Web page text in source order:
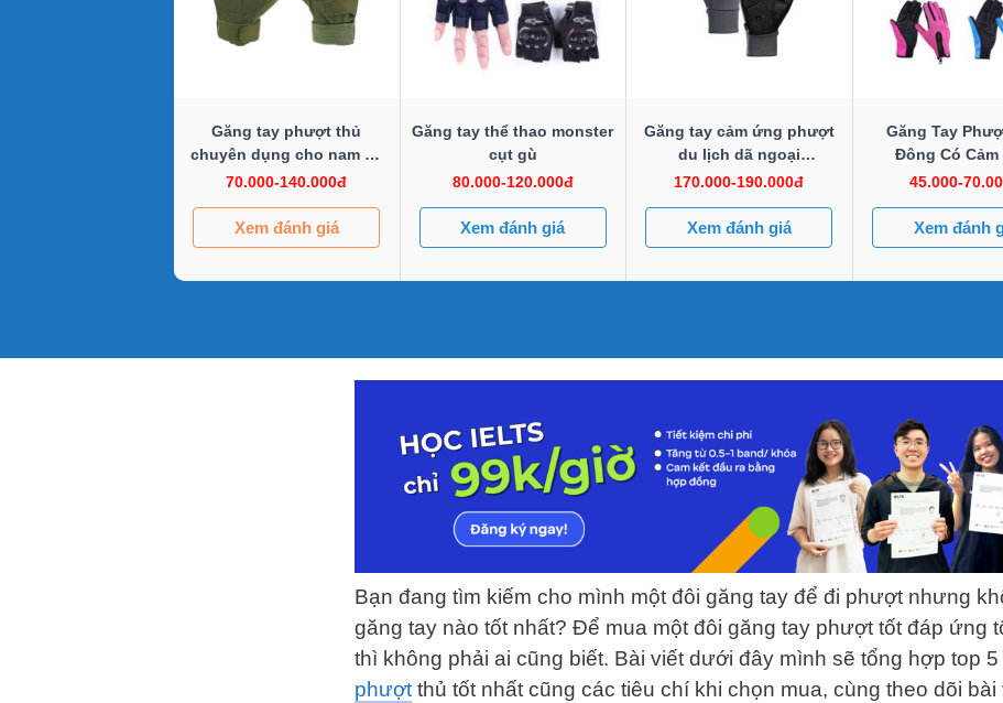
Găng tay phượt thủ
chuyên dụng cho nam và
nữ
70.000-140.000đ
Xem đánh giá
Găng tay thể thao monster
cụt gù
80.000-120.000đ
Xem đánh giá
Găng tay cảm ứng phượt
du lịch dã ngoại
Naturehike NH20FS032
170.000-190.000đ
Xem đánh giá
Găng Tay
Đông Có Cảm
45.000-
Xem đánh
Bạn đang tìm kiếm cho mình một đôi găng tay để đi phượt nhưng
găng tay nào tốt nhất? Để mua một đôi găng tay phượt tốt đáp ứng
thì không phải ai cũng biết. Bài viết dưới đây mình sẽ tổng hợp top 5
phượt thủ tốt nhất cũng các tiêu chí khi chọn mua, cùng theo dõi